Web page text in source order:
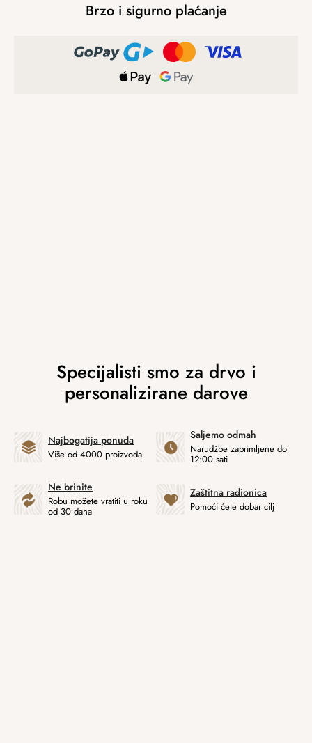
Brzo i sigurno plaćanje
Najbogatija ponuda
Više od 4000 proizvoda
Šaljemo odmah
Narudžbe zaprimljene do
12:00 sati
Ne brinite
Robu možete vratiti u roku
od 30 dana
Zaštitna radionica
Pomoći ćete dobar cilj